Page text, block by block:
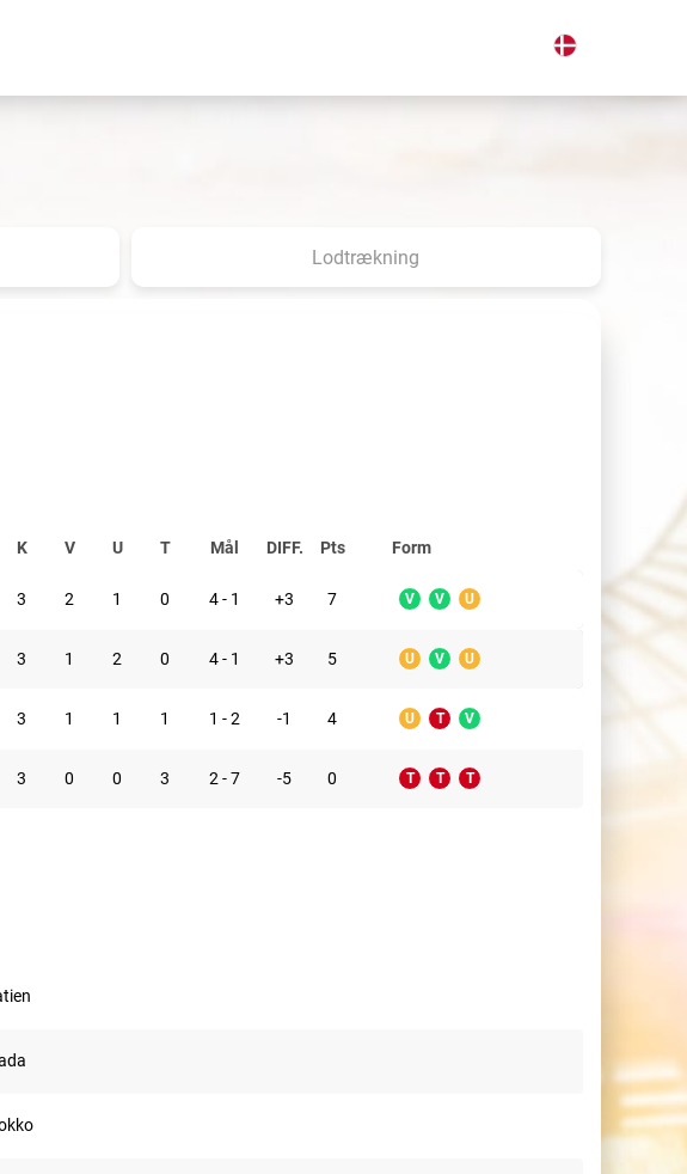
Lodtrækning
K V U T Mål DIFF. Pts Form
3 2 1 0 4 - 1 +3 7 V V U
3 1 2 0 4 - 1 +3 5 U V U
3 1 1 1 1 - 2 -1 4 U T V
3 0 0 3 2 - 7 -5 0 T T T